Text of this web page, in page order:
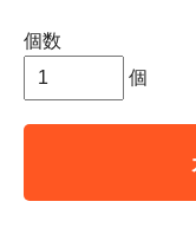
個数
個